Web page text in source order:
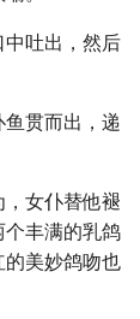
吐出，然后
贯而出，递
女仆替他褪
丰满的乳鸽
的美妙鸽吻也